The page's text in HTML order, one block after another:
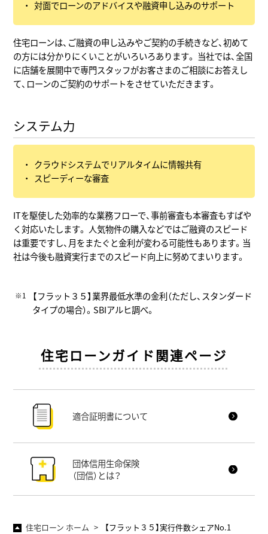
対面でローンのアドバイスや融資申し込みのサポート
住宅ローンは、ご融資の申し込みやご契約の手続きなど、初めて
の方には分かりにくいことがいろいろあります。 当社では、全国
に店舗を展開中で専門スタッフがお客さまのご相談にお答えし
て、ローンのご契約のサポートをさせていただきます。
システム力
クラウドシステムでリアルタイムに情報共有
スピーディーな審査
ITを駆使した効率的な業務フローで、事前審査も本審査もすばや
く対応いたします。 人気物件の購入などではご融資のスピード
は重要ですし、月をまたぐと金利が変わる可能性もあります。当
社は今後も融資実行までのスピード向上に努めてまいります。
【フラット３５】業界最低水準の金利（ただし、スタンダード
タイプの場合）。SBIアルヒ調べ。
住宅ローンガイド関連ページ
適合証明書について
団体信用生命保険
（団信）とは？
住宅ローン ホーム 【フラット３５】実行件数シェアNo.1